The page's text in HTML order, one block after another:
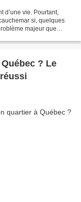
d’une vie. Pourtant,
si, quelques
majeur que
? Le